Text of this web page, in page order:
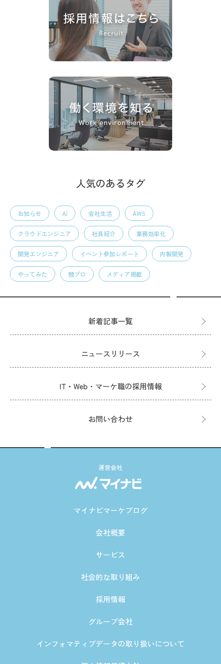
人気のあるタグ
お知らせ AI 会社生活 AWS
クラウドエンジニア 社員紹介 業務効率化
開発エンジニア イベント参加レポート 内製開発
やってみた 競プロ メディア掲載
新着記事一覧
ニュースリリース
IT・Web・マーケ職の採用情報
お問い合わせ
運営会社
マイナビマーケブログ
会社概要
サービス
社会的な取り組み
採用情報
グループ会社
インフォマティブデータの取り扱いについて